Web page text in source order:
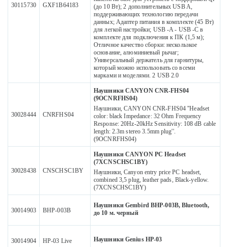
30115730 GXF1B64183
(до 10 Вт); 2 дополнительных USB A,
поддерживающих технологию передачи
данных; Адаптер питания в комплекте (45 Вт)
для легкой настройки; USB -A - USB -C в
комплекте для подключения к ПК (1,5 м);
Отличное качество сборки: нескользкое
основание, алюминиевый рычаг;
Универсальный держатель для гарнитуры,
который можно использовать со всеми
марками и моделями. 2 USB 2.0
30028444 CNRFHS04
Наушники CANYON CNR-FHS04
(9OCNRFHS04)
Наушники, CANYON CNR-FHS04 ''Headset
color: black Impedance: 32 Ohm Frequency
Response: 20Hz-20kHz Sensitivity: 108 dB cable
length: 2.3m stereo 3.5mm plug''.
(9OCNRFHS04)
30028438 CNSCHSC1BY
Наушники CANYON PC Headset
(7XCNSCHSC1BY)
Наушники, Canyon entry price PC headset,
combined 3,5 plug, leather pads, Black-yellow.
(7XCNSCHSC1BY)
30014903 BHP-003B
Наушники Gembird BHP-003B, Bluetooth,
до 10 м. черный
30014904 HP-03 Live Наушники Genius HP-03